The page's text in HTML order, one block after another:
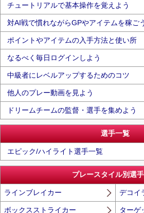
チュートリアルで基本操作を覚えよう
対AI戦で慣れながらGPやアイテムを稼ご
ポイントやアイテムの入手方法と使い所
なるべく毎日ログインしよう
中級者にレベルアップするためのコツ
他人のプレー動画を見よう
ドリームチームの監督・選手を集めよう
選手一覧
エピック/ハイライト選手一覧
プレースタイル別選
ラインブレイカー デコイ
ボックスストライカー ターゲ